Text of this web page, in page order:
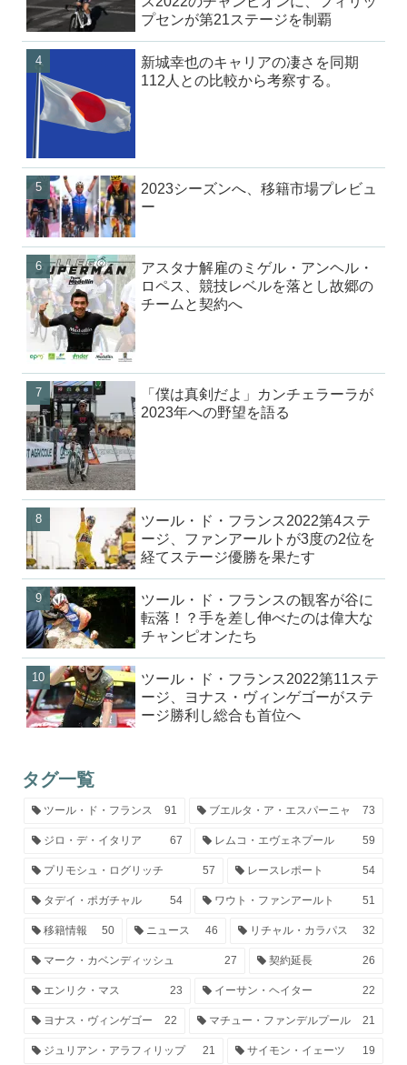
プセンが第21ステージを制覇
新城幸也のキャリアの凄さを同期
112人との比較から考察する。
2023シーズンへ、移籍市場プレビュ
ー
アスタナ解雇のミゲル・アンヘル・
ロペス、競技レベルを落とし故郷の
チームと契約へ
「僕は真剣だよ」カンチェラーラが
2023年への野望を語る
ツール・ド・フランス2022第4ステ
ージ、ファンアールトが3度の2位を
経てステージ優勝を果たす
ツール・ド・フランスの観客が谷に
転落！？手を差し伸べたのは偉大な
チャンピオンたち
ツール・ド・フランス2022第11ステ
ージ、ヨナス・ヴィンゲゴーがステ
ージ勝利し総合も首位へ
タグ一覧
ツール・ド・フランス 91 ブエルタ・ア・エスパーニャ 73
ジロ・デ・イタリア 67 レムコ・エヴェネプール 59
プリモシュ・ログリッチ 57 レースレポート 54
タデイ・ポガチャル 54 ワウト・ファンアールト 51
移籍情報 50 ニュース 46 リチャル・カラパス 32
マーク・カベンディッシュ 27 契約延長 26
エンリク・マス 23 イーサン・ヘイター 22
ヨナス・ヴィンゲゴー 22 マチュー・ファンデルプール 21
ジュリアン・アラフィリップ 21 サイモン・イェーツ 19